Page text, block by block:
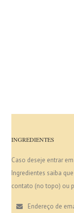
INGREDIENTES
Caso deseje entrar
Ingredientes saiba
contato (no topo) ou
Endereço de